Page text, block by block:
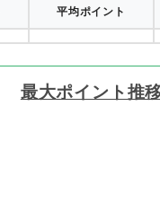
平均ポイント
最大ポイント推